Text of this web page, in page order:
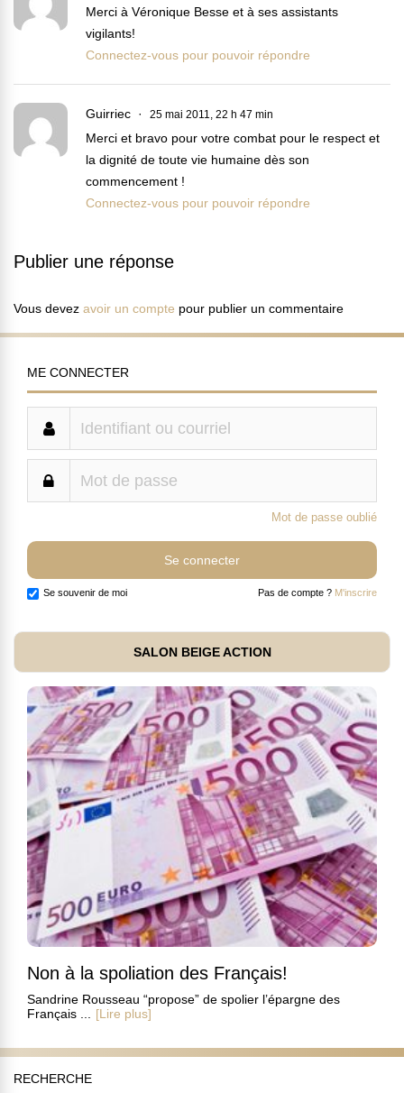
Merci à Véronique Besse et à ses assistants
vigilants!
Connectez-vous pour pouvoir répondre
Guirriec 25 mai 2011, 22 h 47 min
Merci et bravo pour votre combat pour le respect et
la dignité de toute vie humaine dès son
commencement !
Connectez-vous pour pouvoir répondre
Publier une réponse
Vous devez avoir un compte pour publier un commentaire
ME CONNECTER
Mot de passe oublié
Se souvenir de moi Pas de compte ? M'inscrire
SALON BEIGE ACTION
Non à la spoliation des Français!
Sandrine Rousseau “propose” de spolier l’épargne des
Français ...
[Lire plus]
RECHERCHE